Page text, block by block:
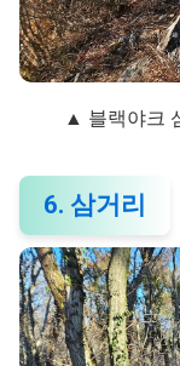
▲ 블랙야크
6. 삼거리